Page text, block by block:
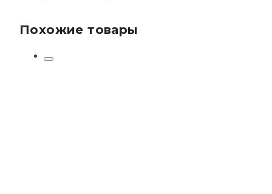
Похожие товары